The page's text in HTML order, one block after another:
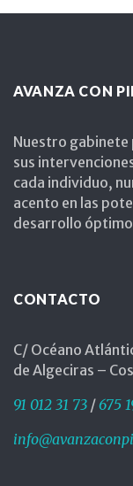
AVANZA CON
Nuestro
sus
cada individuo,
acento en las
desarrollo
CONTACTO
C/ Océano
de Algeciras –
91 012 31 73 /675